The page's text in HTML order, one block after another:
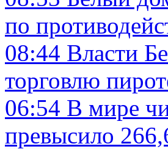
по
08:44 Власти
торговлю
06:54 В мире
превысило